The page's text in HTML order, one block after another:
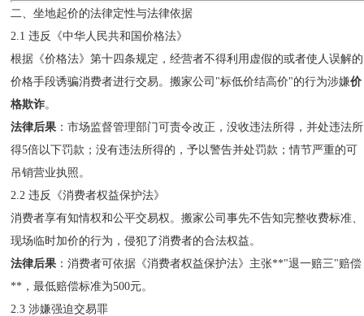
二、坐地起价的法律定性与法律依据
2.1 违反《中华人民共和国价格法》
根据《价格法》第十四条规定，经营者不得利用虚假的或者使人误解的
价格手段诱骗消费者进行交易。搬家公司"标低价结高价"的行为涉嫌价
格欺诈。
法律后果 ：市场监督管理部门可责令改正，没收违法所得，并处违法所
得5倍以下罚款；没有违法所得的，予以警告并处罚款；情节严重的可
吊销营业执照。
2.2 违反《消费者权益保护法》
消费者享有知情权和公平交易权。搬家公司事先不告知完整收费标准、
现场临时加价的行为，侵犯了消费者的合法权益。
法律后果 ：消费者可依据《消费者权益保护法》主张**"退一赔三"赔偿
**，最低赔偿标准为500元。
2.3 涉嫌强迫交易罪